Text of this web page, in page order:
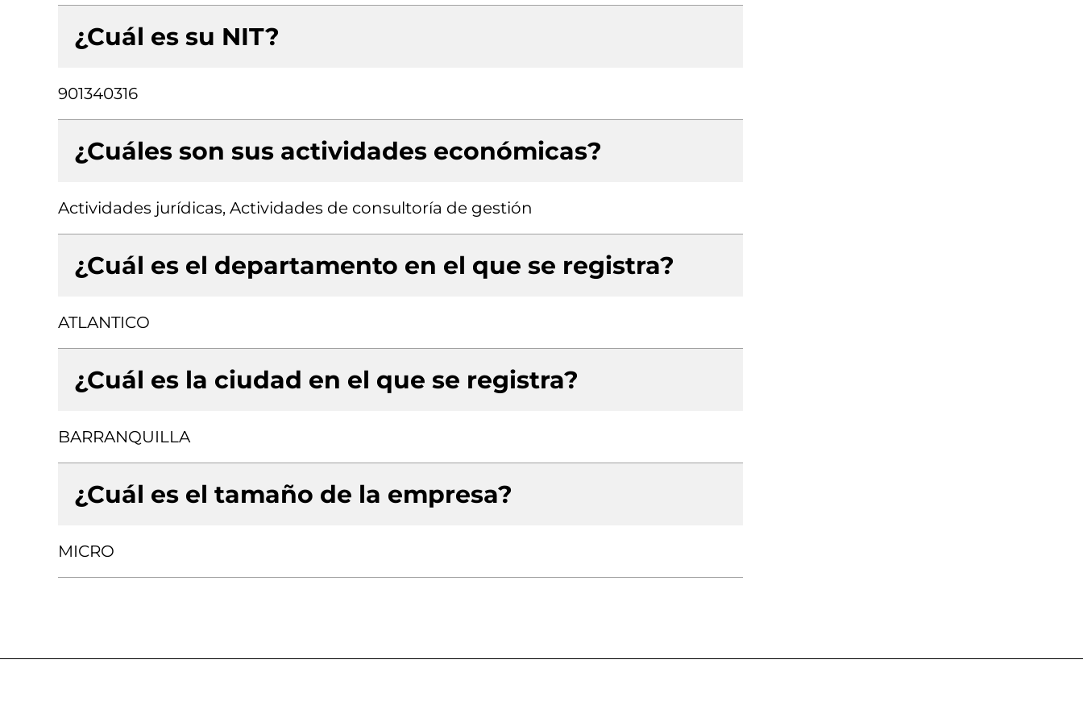
¿Cuál es su NIT?
901340316
¿Cuáles son sus actividades económicas?
Actividades jurídicas, Actividades de consultoría de gestión
¿Cuál es el departamento en el que se registra?
ATLANTICO
¿Cuál es la ciudad en el que se registra?
BARRANQUILLA
¿Cuál es el tamaño de la empresa?
MICRO